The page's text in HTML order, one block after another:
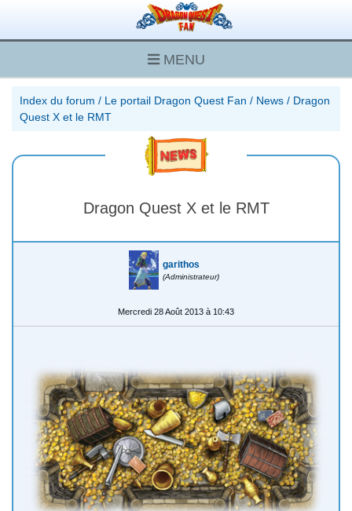
MENU
Index du forum / Le portail Dragon Quest Fan / News / Dragon
Quest X et le RMT
Dragon Quest X et le RMT
garithos
(Administrateur)
Mercredi 28 Août 2013 à 10:43